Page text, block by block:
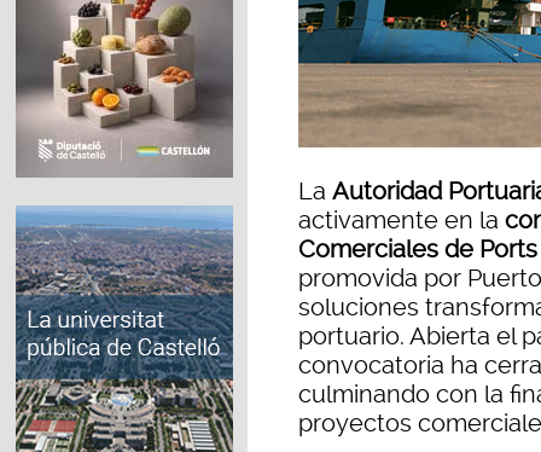
La Autoridad
activamente en la
Comerciales de Ports
promovida por
soluciones
portuario. Abierta el
convocatoria ha
culminando con la
proyectos